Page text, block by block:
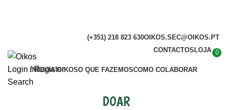
(+351) 218 823 630OIKOS.SEC@OIKOS.PT
CONTACTOS LOJA 0
Login / Register
Search
INÍCIOA OIKOSO QUE FAZEMOSCOMO COLABORAR
DOAR